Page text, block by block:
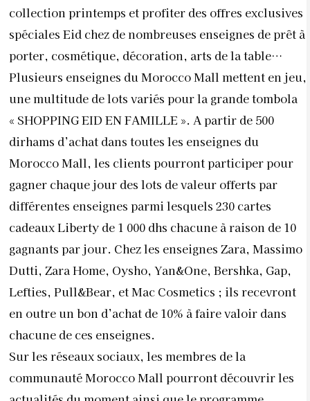
collection printemps et profiter des offres exclusives
spéciales Eid chez de nombreuses enseignes de prêt à
porter, cosmétique, décoration, arts de la table…
Plusieurs enseignes du Morocco Mall mettent en jeu,
une multitude de lots variés pour la grande tombola
« SHOPPING EID EN FAMILLE ». A partir de 500
dirhams d’achat dans toutes les enseignes du
Morocco Mall, les clients pourront participer pour
gagner chaque jour des lots de valeur offerts par
différentes enseignes parmi lesquels 230 cartes
cadeaux Liberty de 1 000 dhs chacune à raison de 10
gagnants par jour. Chez les enseignes Zara, Massimo
Dutti, Zara Home, Oysho, Yan&One, Bershka, Gap,
Lefties, Pull&Bear, et Mac Cosmetics ; ils recevront
en outre un bon d’achat de 10% à faire valoir dans
chacune de ces enseignes.
Sur les réseaux sociaux, les membres de la
communauté Morocco Mall pourront découvrir les